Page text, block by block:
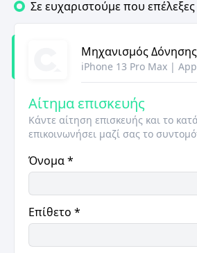
Σε ευχαριστούμε που
Μηχανισμός Δόνησης
iPhone 13 Pro Max |
Αίτημα επισκευής
Κάντε αίτηση επισκευής και το
επικοινωνήσει μαζί σας το
Όνομα*
Επίθετο *